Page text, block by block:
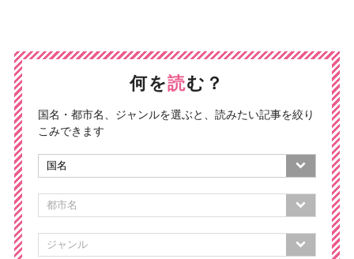
何を読む？
国名・都市名、ジャンルを選ぶと、読みたい記事を絞り
こみできます